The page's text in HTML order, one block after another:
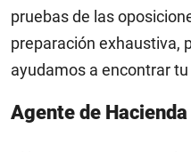
pruebas de las
preparación exhaustiva,
ayudamos a encontrar
Agente de Hacienda